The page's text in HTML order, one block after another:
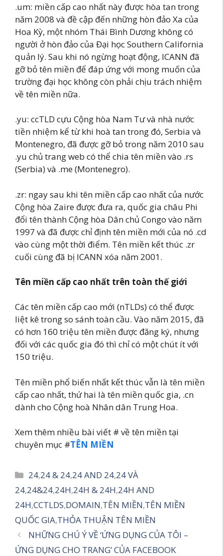
.um: miền cấp cao nhất này được hòa tan trong
năm 2008 và đề cập đến những hòn đảo Xa của
Hoa Kỳ, một nhóm Thái Bình Dương không có
người ở hòn đảo của Đại học Southern California
quản lý. Sau khi nó ngừng hoạt động, ICANN đã
gỡ bỏ tên miền để đáp ứng với mong muốn của
trường đại học không còn phải chịu trách nhiệm
về tên miền nữa.
.yu: ccTLD cựu Cộng hòa Nam Tư và nhà nước
tiền nhiệm kể từ khi hoà tan trong đó, Serbia và
Montenegro, đã được gỡ bỏ trong năm 2010 sau
.yu chủ trang web có thể chia tên miền vào .rs
(Serbia) và .me (Montenegro).
.zr: ngay sau khi tên miền cấp cao nhất của nước
Cộng hòa Zaire được đưa ra, quốc gia châu Phi
đổi tên thành Cộng hòa Dân chủ Congo vào năm
1997 và đã được chỉ định tên miền mới của nó .cd
vào cùng một thời điểm. Tên miền kết thúc .zr
cuối cùng đã bị ICANN xóa năm 2001.
Tên miền cấp cao nhất trên toàn thế giới
Các tên miền cấp cao mới (nTLDs) có thể được
liệt kê trong so sánh toàn cầu. Vào năm 2015, đã
có hơn 160 triệu tên miền được đăng ký, nhưng
đối với các quốc gia đó thì chỉ có một chút ít với
150 triệu.
Tên miền phổ biến nhất kết thúc vẫn là tên miền
cấp cao nhất, thứ hai là tên miền quốc gia, .cn
dành cho Cộng hoà Nhân dân Trung Hoa.
Xem thêm nhiều bài viết # về tên miền tại
chuyên mục #TÊN MIỀN
Danh
mục
24,24 & 24,24 AND 24,24 VÀ
24,24&24,24H,24H & 24H,24H AND
24H,CCTLDS,DOMAIN,TÊN MIỀN,TÊN MIỀN
QUỐC GIA,THỎA THUẬN TÊN MIỀN
NHỮNG CHÚ Ý VỀ ‘ỨNG DỤNG CỦA TÔI –
ỨNG DỤNG CHO TRANG’ CỦA FACEBOOK